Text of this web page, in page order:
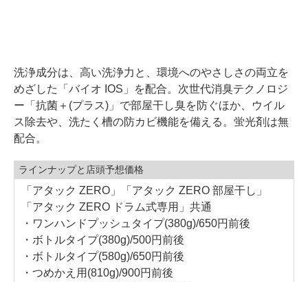
洗浄成分は、高い洗浄力と、環境へのやさしさの両立を
めざした「バイオ IOS」を配合。次世代消臭テクノロジ
ー「抗菌＋(プラス)」で部屋干し臭を防ぐほか、ウイル
ス除去や、洗たく槽の防カビ機能を備える。蛍光剤は無
配合。
ラインナップと店頭予想価格
「アタック ZERO」「アタック ZERO 部屋干し」
「アタック ZERO ドラム式専用」共通
・ワンハンドプッシュタイプ(380g)/650円前後
・ボトルタイプ(380g)/500円前後
・ボトルタイプ(580g)/650円前後
・つめかえ用(810g)/900円前後